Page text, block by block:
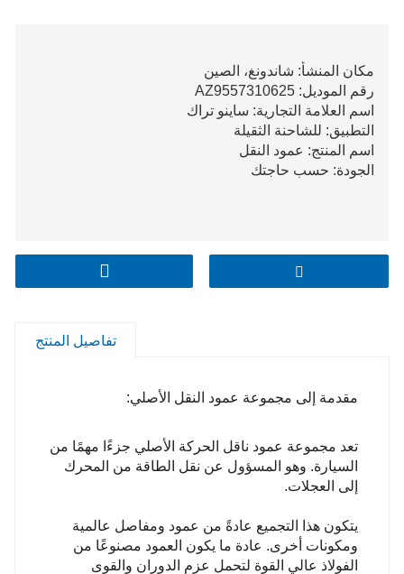
مكان المنشأ: شاندونغ، الصين
رقم الموديل: AZ9557310625
اسم العلامة التجارية: ساينو تراك
التطبيق: للشاحنة الثقيلة
اسم المنتج: عمود النقل
الجودة: حسب حاجتك
تفاصيل المنتج
مقدمة إلى مجموعة عمود النقل الأصلي:
تعد مجموعة عمود ناقل الحركة الأصلي جزءًا مهمًا من
السيارة. وهو المسؤول عن نقل الطاقة من المحرك
إلى العجلات.
يتكون هذا التجميع عادةً من عمود ومفاصل عالمية
ومكونات أخرى. عادة ما يكون العمود مصنوعًا من
الفولاذ عالي القوة لتحمل عزم الدوران والقوى